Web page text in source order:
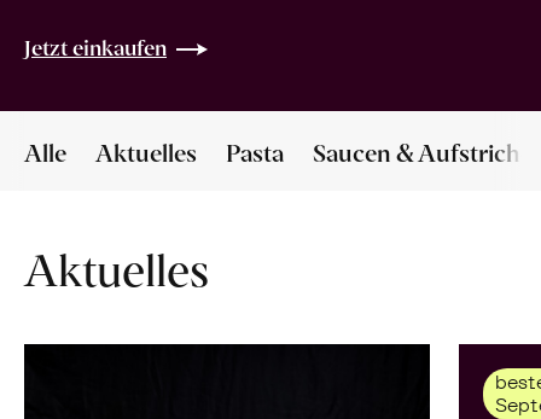
Jetzt einkaufen
Alle Aktuelles Pasta Saucen & Aufstriche
Aktuelles